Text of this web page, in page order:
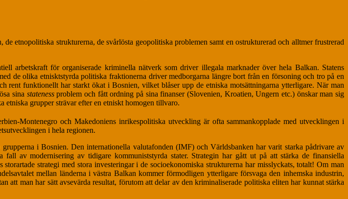
etnopolitiska strukturerna, de svårlösta geopolitiska problemen samt en ostrukturerad och alltmer frustrerad
arbetskraft för organiserade kriminella nätverk som driver illegala marknader över hela Balkan. Statens
de olika etnisktstyrda politiska fraktionerna driver medborgarna längre bort från en försoning och tro på en
rent funktionellt har starkt ökat i Bosnien, vilket blåser upp de etniska motsättningarna ytterligare. När man
sina statenessproblem och fått ordning på sina finanser (Slovenien, Kroatien, Ungern etc.) önskar man sig
grupper strävar efter en etniskt homogen tillvaro.
Montenegro och Makedoniens inrikespolitiska utveckling är ofta sammankopplade med utvecklingen i
i hela regionen.
i Bosnien. Den internationella valutafonden (IMF) och Världsbanken har varit starka pådrivare av
av modernisering av tidigare kommuniststyrda stater. Strategin har gått ut på att stärka de finansiella
strategi med stora investeringar i de socioekonomiska strukturerna har misslyckats, totalt! Om man
mellan länderna i västra Balkan kommer förmodligen ytterligare försvaga den inhemska industrin,
att man har sätt avsevärda resultat, förutom att delar av den kriminaliserade politiska eliten har kunnat stärka